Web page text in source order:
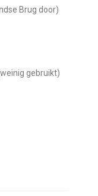
Brug door)
gebruikt)